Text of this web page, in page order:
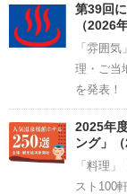
第39回
（2026
「雰囲
理・ご当
を発表！
2025年
ング」
「料理
スト100